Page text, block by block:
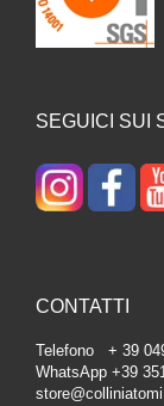
SEGUICI SUI
CONTATTI
Telefono + 39
WhatsApp +39